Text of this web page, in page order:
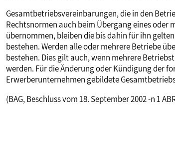
Gesamtbetriebsvereinbarungen, die in den
Rechtsnormen auch beim Übergang eines oder
übernommen, bleiben die bis dahin für ihn
bestehen. Werden alle oder mehrere Betriebe
bestehen. Dies gilt auch, wenn mehrere
werden. Für die Änderung oder Kündigung der
Erwerberunternehmen gebildete
(BAG, Beschluss vom 18. September 2002 -n 1